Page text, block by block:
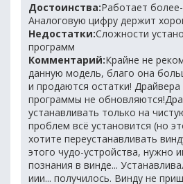
Достоинства:Работает
Аналоговую цифру держит
Недостатки:Сложности
программ
Комментарий:Крайне не
данную модель, благо она
и продаются остатки!
программы не
устанавливать только на
проблем всё установится (но
хотите переустанавливать
этого чудо-устройства, нужно
познания в винде...
иии... получилось. Винду не